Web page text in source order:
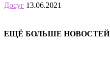
Досуг 13.06.2021
ЕЩЁ БОЛЬШЕ НОВОСТЕЙ